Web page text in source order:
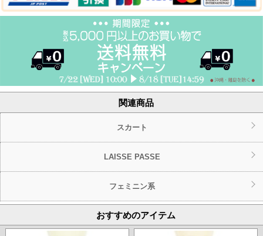
関連商品
スカート
LAISSE PASSE
フェミニン系
おすすめのアイテム